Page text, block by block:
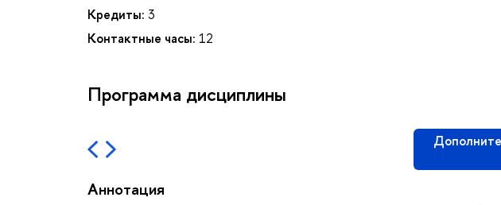
Кредиты: 3
Контактные часы: 12
Программа дисциплины
Аннотация